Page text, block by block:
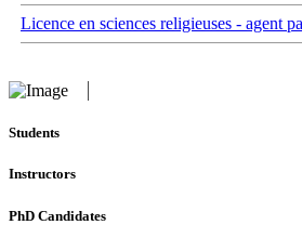
Licence en sciences religieuses - agent
Students
Instructors
PhD Candidates